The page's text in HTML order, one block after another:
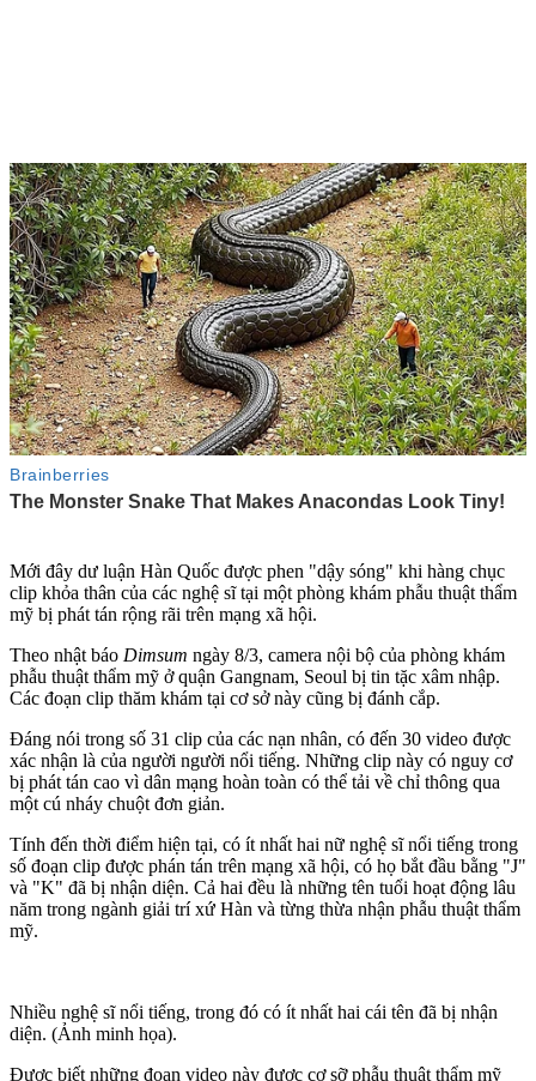
Mới đây dư luận Hàn Quốc được phen "dậy sóng" khi hàng chục
clip khỏ‌ּa thâ‌ּn của các nghệ sĩ tại một phòng khám phẫu thuật thẩm
mỹ bị phát tán rộng rãi trên mạng xã hội.
Theo nhật báo Dimsum ngày 8/3, camera nội bộ của phòng khám
phẫu thuật thẩm mỹ ở quận Gangnam, Seoul bị tin tặc xâm nhập.
Các đoạn clip thăm khám tại cơ sở này cũng bị đánh cắp.
Đáng nói trong số 31 clip của các nạn nhân, có đến 30 video được
xác nhận là của người người nổi tiếng. Những clip này có nguy cơ
bị phát tán cao vì dân mạng hoàn toàn có thể tải về chỉ thông qua
một cú nháy chuột đơn giản.
Tính đến thời điểm hiện tại, có ít nhất hai nữ nghệ sĩ nổi tiếng trong
số đoạn clip được phán tán trên mạng xã hội, có họ bắt đầu bằng "J"
và "K" đã bị nhận diện. Cả hai đều là những tên tuổi hoạt động lâu
năm trong ngành giải trí xứ Hàn và từng thừa nhận phẫu thuật thẩm
mỹ.
Nhiều nghệ sĩ nổi tiếng, trong đó có ít nhất hai cái tên đã bị nhận
diện. (Ảnh minh họa).
Được biết những đoạn video này được cơ sỡ phẫu thuật thẩm mỹ